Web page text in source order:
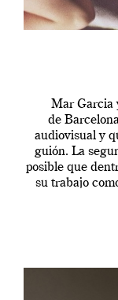
Mar Garcia
de
audiovisual y
guión. La
posible que
su trabajo